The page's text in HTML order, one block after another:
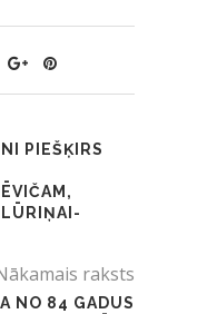
PIEŠĶIRS
raksts
NO 84 GADUS